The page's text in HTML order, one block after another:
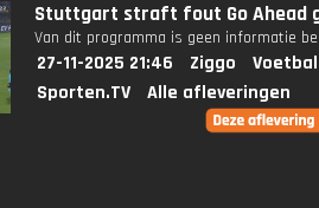
Stuttgart straft fout Go Ahead
Van dit programma is geen informatie
27-11-2025 21:46 Ziggo
Sporten.TV
Alle afleveringen